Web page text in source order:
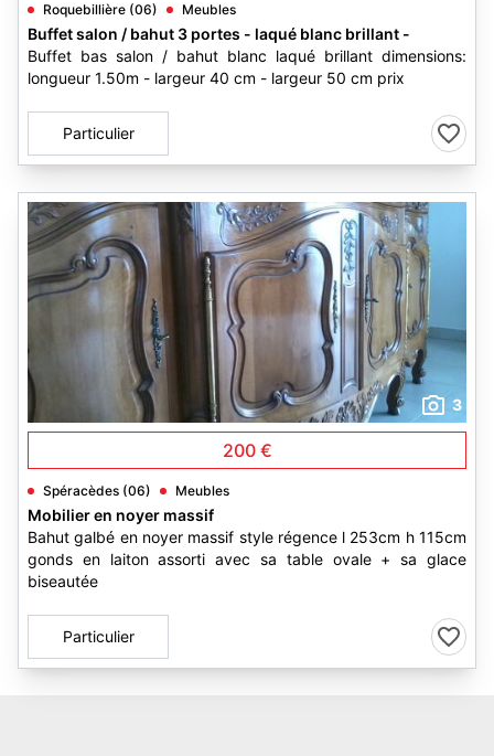
Roquebillière (06) Meubles
Buffet salon / bahut 3 portes - laqué blanc brillant -
Buffet bas salon / bahut blanc laqué brillant dimensions:
longueur 1.50m - largeur 40 cm - largeur 50 cm prix
Particulier
3
200 €
Spéracèdes (06) Meubles
Mobilier en noyer massif
Bahut galbé en noyer massif style régence l 253cm h 115cm
gonds en laiton assorti avec sa table ovale + sa glace
biseautée
Particulier